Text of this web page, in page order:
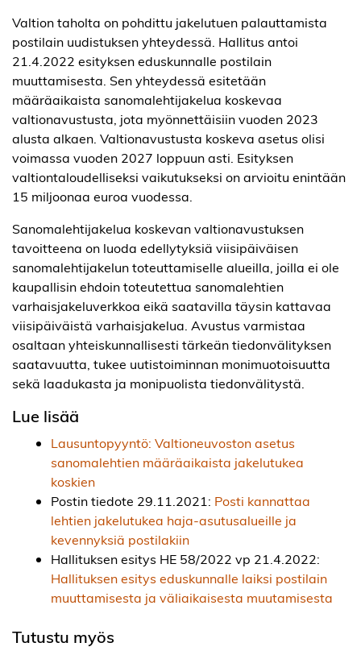
Valtion taholta on pohdittu jakelutuen palauttamista
postilain uudistuksen yhteydessä. Hallitus antoi
21.4.2022 esityksen eduskunnalle postilain
muuttamisesta. Sen yhteydessä esitetään
määräaikaista sanomalehtijakelua koskevaa
valtionavustusta, jota myönnettäisiin vuoden 2023
alusta alkaen. Valtionavustusta koskeva asetus olisi
voimassa vuoden 2027 loppuun asti. Esityksen
valtiontaloudelliseksi vaikutukseksi on arvioitu enintään
15 miljoonaa euroa vuodessa.
Sanomalehtijakelua koskevan valtionavustuksen
tavoitteena on luoda edellytyksiä viisipäiväisen
sanomalehtijakelun toteuttamiselle alueilla, joilla ei ole
kaupallisin ehdoin toteutettua sanomalehtien
varhaisjakeluverkkoa eikä saatavilla täysin kattavaa
viisipäiväistä varhaisjakelua. Avustus varmistaa
osaltaan yhteiskunnallisesti tärkeän tiedonvälityksen
saatavuutta, tukee uutistoiminnan monimuotoisuutta
sekä laadukasta ja monipuolista tiedonvälitystä.
Lue lisää
Lausuntopyyntö: Valtioneuvoston asetus
sanomalehtien määräaikaista jakelutukea
koskien
Postin tiedote 29.11.2021: Posti kannattaa
lehtien jakelutukea haja-asutusalueille ja
kevennyksiä postilakiin
Hallituksen esitys HE 58/2022 vp 21.4.2022:
Hallituksen esitys eduskunnalle laiksi postilain
muuttamisesta ja väliaikaisesta muutamisesta
Tutustu myös